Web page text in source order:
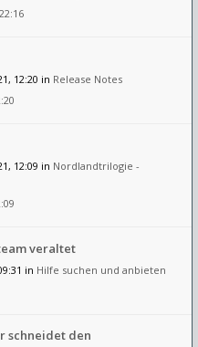
12:20 in Release Notes
12:09 in Nordlandtrilogie -
veraltet
in Hilfe suchen und anbieten
schneidet den